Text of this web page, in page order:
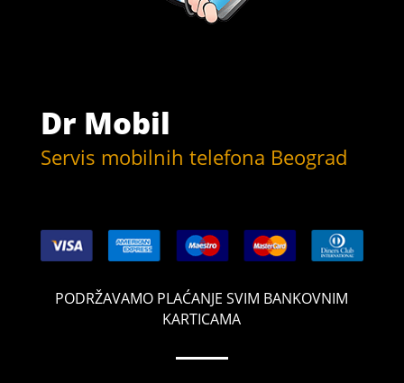
Dr Mobil
Servis mobilnih telefona Beograd
PODRŽAVAMO PLAĆANJE SVIM BANKOVNIM
KARTICAMA